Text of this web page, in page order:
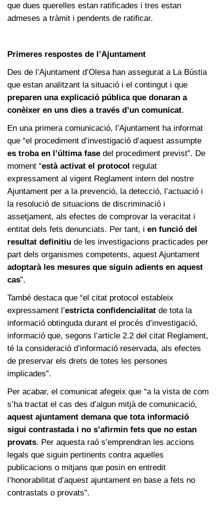
que dues querelles estan ratificades i tres estan
admeses a tràmit i pendents de ratificar.
Primeres respostes de l’Ajuntament
Des de l’Ajuntament d’Olesa han assegurat a La Bústia
que estan analitzant la situació i el contingut i que
preparen una explicació pública que donaran a
conèixer en uns dies a través d’un comunicat.
En una primera comunicació, l’Ajuntament ha informat
que “el procediment d’investigació d’aquest assumpte
es troba en l’última fase del procediment previst”. De
moment “està activat el protocol regulat
expressament al vigent Reglament intern del nostre
Ajuntament per a la prevenció, la detecció, l’actuació i
la resolució de situacions de discriminació i
assetjament, als efectes de comprovar la veracitat i
entitat dels fets denunciats. Per tant, i en funció del
resultat definitiu de les investigacions practicades per
part dels organismes competents, aquest Ajuntament
adoptarà les mesures que siguin adients en aquest
cas”.
També destaca que “el citat protocol estableix
expressament l’estricta confidencialitat de tota la
informació obtinguda durant el procés d’investigació,
informació que, segons l’article 2.2 del citat Reglament,
té la consideració d’informació reservada, als efectes
de preservar els drets de totes les persones
implicades”.
Per acabar, el comunicat afegeix que “a la vista de com
s’ha tractat el cas des d’algun mitjà de comunicació,
aquest ajuntament demana que tota informació
sigui contrastada i no s’afirmin fets que no estan
provats. Per aquesta raó s’emprendran les accions
legals que siguin pertinents contra aquelles
publicacions o mitjans que posin en entredit
l’honorabilitat d’aquest ajuntament en base a fets no
contrastats o provats”.